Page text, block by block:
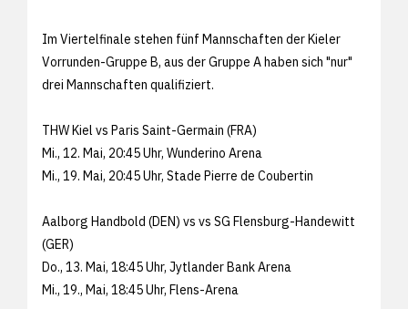
Im Viertelfinale stehen fünf Mannschaften der Kieler
Vorrunden-Gruppe B, aus der Gruppe A haben sich "nur"
drei Mannschaften qualifiziert.
THW Kiel vs Paris Saint-Germain (FRA)
Mi., 12. Mai, 20:45 Uhr, Wunderino Arena
Mi., 19. Mai, 20:45 Uhr, Stade Pierre de Coubertin
Aalborg Handbold (DEN) vs vs SG Flensburg-Handewitt
(GER)
Do., 13. Mai, 18:45 Uhr, Jytlander Bank Arena
Mi., 19., Mai, 18:45 Uhr, Flens-Arena